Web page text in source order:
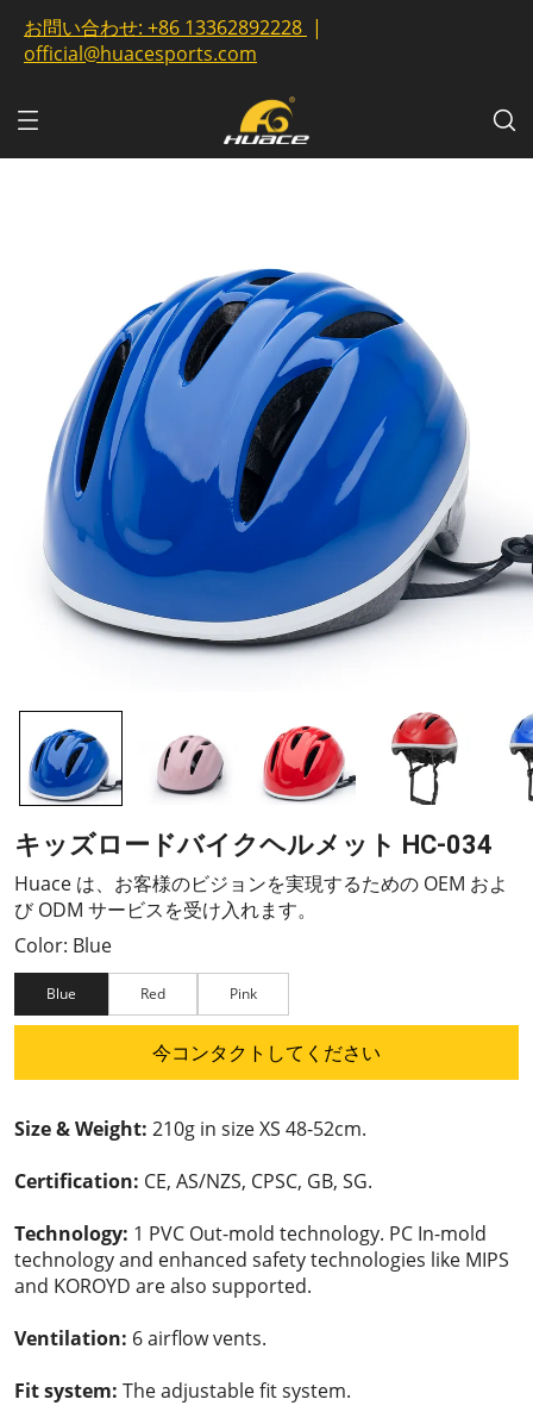
お問い合わせ: +86 13362892228 |
official@huacesports.com
キッズロードバイクヘルメット HC-034
Huace は、お客様のビジョンを実現するための OEM およ
び ODM サービスを受け入れます。
Color: Blue
Blue Red Pink
今コンタクトしてください
Size & Weight: 210g in size XS 48-52cm.
Certification: CE, AS/NZS, CPSC, GB, SG.
Technology: 1 PVC Out-mold technology. PC In-mold
technology and enhanced safety technologies like MIPS
and KOROYD are also supported.
Ventilation: 6 airflow vents.
Fit system: The adjustable fit system.